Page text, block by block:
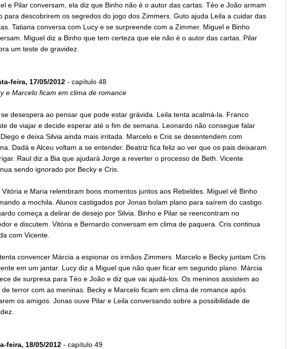
e Pilar conversam, ela diz que Binho não é o autor das cartas. Téo e João armam
para descobrirem os segredos do jogo dos Zimmers. Guto ajuda Leila a cuidar das
Tatiana conversa com Lucy e se surpreende com a Zimmer. Miguel e Binho
Miguel diz a Binho que tem certeza que ele não é o autor das cartas. Pilar
um teste de gravidez.
feira, 17/05/2012- capítulo 48
e Marcelo ficam em clima de romance
se desespera ao pensar que pode estar grávida. Leila tenta acalmá-la. Franco
de viajar e decide esperar até o fim de semana. Leonardo não consegue falar
e deixa Silvia ainda mais irritada. Marcelo e Cris se desentendem com
Dadá e Alceu voltam a se entender. Beatriz fica feliz ao ver que os pais deixaram
Raul diz a Bia que ajudará Jorge a reverter o processo de Beth. Vicente
sendo ignorado por Becky e Cris.
Vitória e Maria relembram bons momentos juntos aos Rebeldes. Miguel vê Binho
a mochila. Alunos castigados por Jonas bolam plano para saírem do castigo.
começa a delirar de desejo por Silvia. Binho e Pilar se reencontram no
e discutem. Vitória e Bernardo conversam em clima de paquera. Cris continua
com Vicente.
convencer Márcia a espionar os irmãos Zimmers. Marcelo e Becky juntam Cris
em um jantar. Lucy diz a Miguel que não quer ficar em segundo plano. Márcia
de surpresa para Téo e João e diz que vai ajudá-los. Os meninos assistem ao
de terror com as meninas. Becky e Marcelo ficam em clima de romance após
os amigos. Jonas ouve Pilar e Leila conversando sobre a possibilidade de
feira, 18/05/2012- capítulo 49